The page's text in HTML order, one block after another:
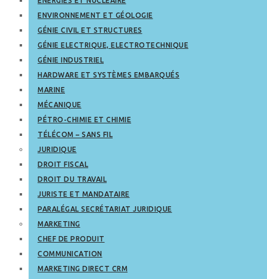
ENVIRONNEMENT ET GÉOLOGIE
GÉNIE CIVIL ET STRUCTURES
GÉNIE ELECTRIQUE, ELECTROTECHNIQUE
GÉNIE INDUSTRIEL
HARDWARE ET SYSTÈMES EMBARQUÉS
MARINE
MÉCANIQUE
PÉTRO-CHIMIE ET CHIMIE
TÉLÉCOM – SANS FIL
JURIDIQUE
DROIT FISCAL
DROIT DU TRAVAIL
JURISTE ET MANDATAIRE
PARALÉGAL SECRÉTARIAT JURIDIQUE
MARKETING
CHEF DE PRODUIT
COMMUNICATION
MARKETING DIRECT CRM